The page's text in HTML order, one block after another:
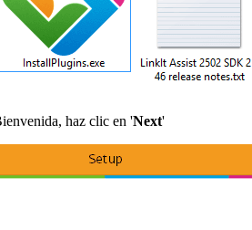
haz clic en 'Next'